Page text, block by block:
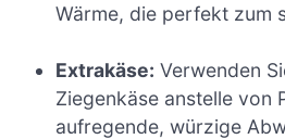
Wärme, die perfekt zum
Extrakäse: Verwenden
Ziegenkäse anstelle von
aufregende, würzige